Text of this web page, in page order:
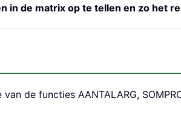
in de matrix op te tellen en zo het
de functies AANTALARG,